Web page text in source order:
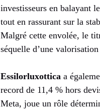
investisseurs en balayant
tout en rassurant sur la
Malgré cette envolée, le
séquelle d’une
Essilorluxottica a
record de 11,4 % hors
Meta, joue un rôle